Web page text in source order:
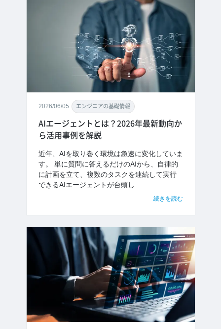
2026/06/05 エンジニアの基礎情報
AIエージェントとは？2026年最新動向か
ら活用事例を解説
近年、AIを取り巻く環境は急速に変化していま
す。 単に質問に答えるだけのAIから、自律的
に計画を立て、複数のタスクを連続して実行
できるAIエージェントが台頭し
続きを読む